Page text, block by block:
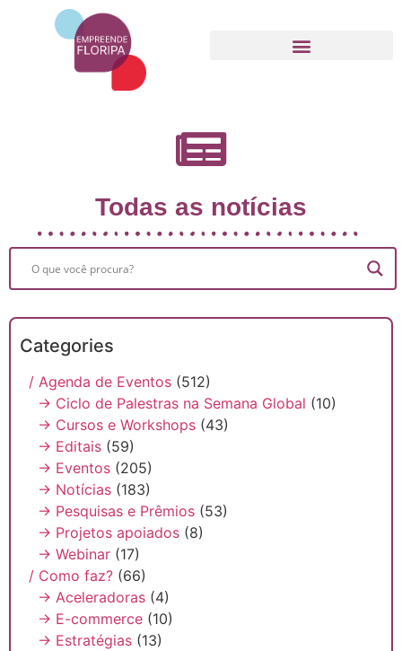
Todas as notícias
Categories
/ Agenda de Eventos (512)
→ Ciclo de Palestras na Semana Global (10)
→ Cursos e Workshops (43)
→ Editais (59)
→ Eventos (205)
→ Notícias (183)
→ Pesquisas e Prêmios (53)
→ Projetos apoiados (8)
→ Webinar (17)
/ Como faz? (66)
→ Aceleradoras (4)
→ E-commerce (10)
→ Estratégias (13)